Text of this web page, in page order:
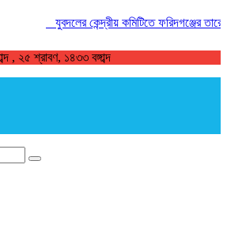
যুবদলের কেন্দ্রীয় কমিটিতে ফরিদগঞ্জের তারেকুর
, ২৫ শ্রাবণ, ১৪৩৩ বঙ্গাব্দ
খুজুন